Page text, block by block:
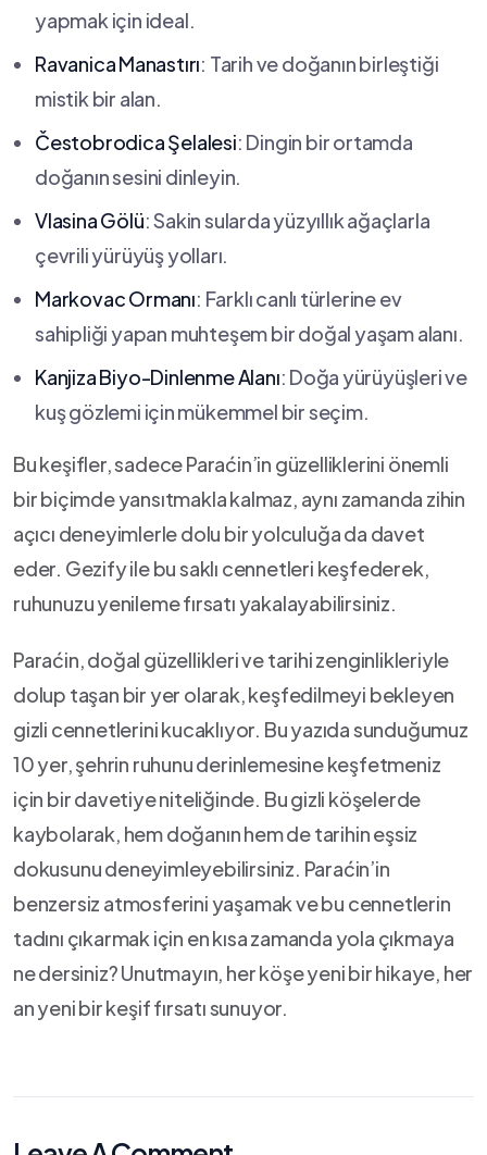
yapmak için ideal.
Ravanica⁢ Manastırı: ​Tarih ve doğanın birleştiği
mistik bir alan.
Čestobrodica Şelalesi: Dingin bir ortamda
doğanın sesini dinleyin.
Vlasina Gölü:‍ Sakin sularda⁢ yüzyıllık ağaçlarla
çevrili yürüyüş yolları.
Markovac Ormanı: Farklı canlı⁤ türlerine ev
sahipliği yapan muhteşem bir doğal yaşam alanı.
Kanjiza Biyo-Dinlenme Alanı: ⁤Doğa ⁣yürüyüşleri ve
kuş gözlemi için ⁢mükemmel bir seçim.
Bu keşifler, sadece Paraćin’in güzelliklerini önemli
bir biçimde yansıtmakla ​kalmaz, aynı zamanda zihin
⁤açıcı​ deneyimlerle dolu bir yolculuğa ‌da davet
eder.‍ Gezify ile bu saklı cennetleri keşfederek,
ruhunuzu⁢ yenileme fırsatı yakalayabilirsiniz.
Paraćin, doğal güzellikleri ve tarihi zenginlikleriyle
dolup ​taşan bir yer olarak, keşfedilmeyi bekleyen
gizli cennetlerini kucaklıyor. Bu yazıda sunduğumuz
10⁤ yer, şehrin ruhunu derinlemesine keşfetmeniz
için bir davetiye niteliğinde. Bu gizli köşelerde
kaybolarak, hem doğanın ‍hem de tarihin eşsiz
dokusunu deneyimleyebilirsiniz. Paraćin’in‌
benzersiz ‍atmosferini yaşamak ve bu cennetlerin
tadını‌ çıkarmak için en kısa zamanda‍ yola çıkmaya
ne⁢ dersiniz? Unutmayın, ‌her köşe yeni bir hikaye, her
⁤an yeni ‍bir keşif fırsatı sunuyor.